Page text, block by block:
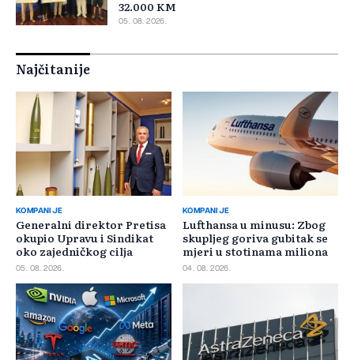
32.000 KM
05. 08. 2026.
Najčitanije
KOMPANIJE
Generalni direktor Pretisa
okupio Upravu i Sindikat
oko zajedničkog cilja
05. 08. 2026.
KOMPANIJE
Lufthansa u minusu: Zbog
skupljeg goriva gubitak se
mjeri u stotinama miliona
04. 08. 2026.